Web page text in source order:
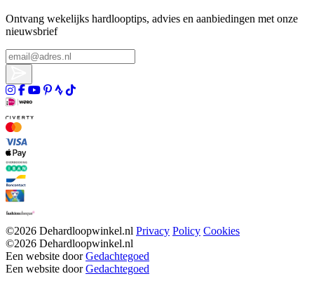
Ontvang wekelijks hardlooptips, advies en aanbiedingen met onze
nieuwsbrief
©2026 Dehardloopwinkel.nl Privacy Policy Cookies
©2026 Dehardloopwinkel.nl
Een website doorGedachtegoed
Een website doorGedachtegoed